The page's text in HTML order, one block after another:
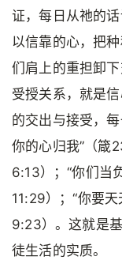
证，每日从祂的
以信靠的心，把
们肩上的重担卸
受授关系，就是
的交出与接受，
你的心归我”（箴
6:13）；“你们当
11:29）；“你要
9:23）。这就是
徒生活的实质。